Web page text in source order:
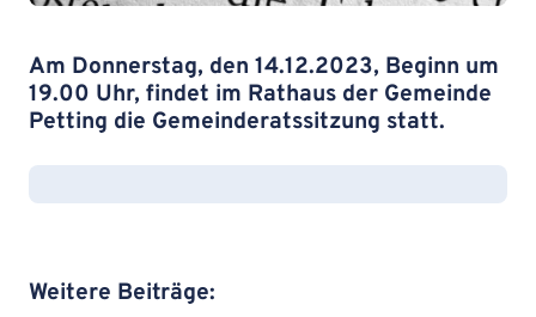
Am Donnerstag, den 14.12.2023, Beginn um
19.00 Uhr, findet im Rathaus der Gemeinde
Petting die Gemeinderatssitzung statt.
Weitere Beiträge: